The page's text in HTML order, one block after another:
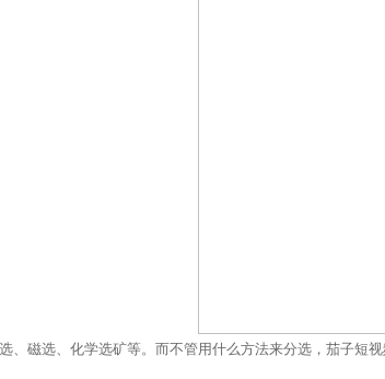
、磁选、化学选矿等。而不管用什么方法来分选，茄子短